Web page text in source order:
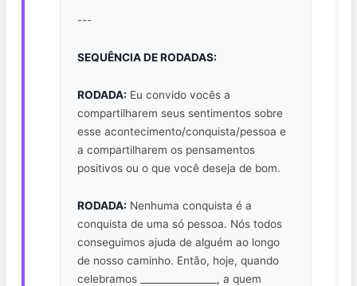
---
SEQUÊNCIA DE RODADAS:
RODADA: Eu convido vocês a
compartilharem seus sentimentos sobre
esse acontecimento/conquista/pessoa e
a compartilharem os pensamentos
positivos ou o que você deseja de bom.
RODADA: Nenhuma conquista é a
conquista de uma só pessoa. Nós todos
conseguimos ajuda de alguém ao longo
de nosso caminho. Então, hoje, quando
celebramos ________________, a quem